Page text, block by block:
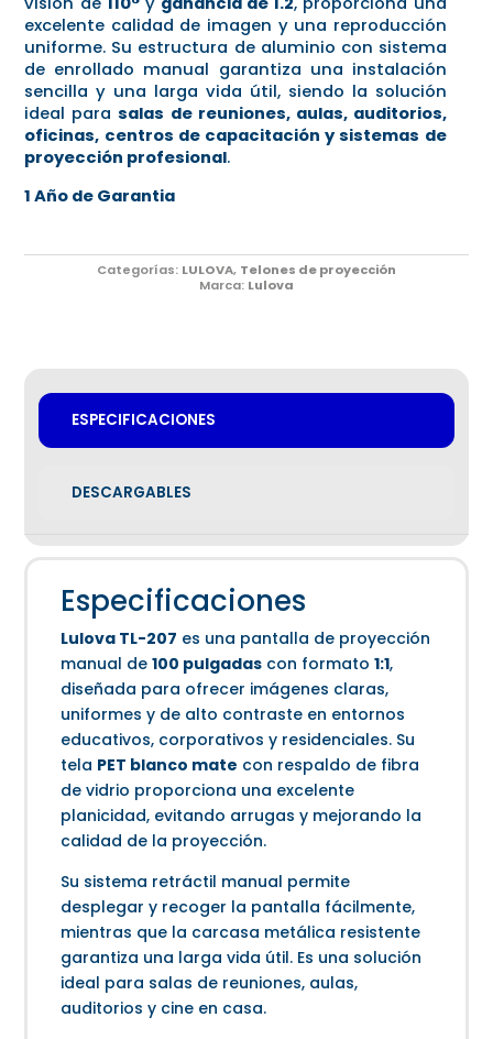
excelente calidad de imagen y una reproducción
uniforme. Su estructura de aluminio con sistema
de enrollado manual garantiza una instalación
sencilla y una larga vida útil, siendo la solución
ideal parasalas de reuniones, aulas, auditorios,
oficinas, centros de capacitación y sistemas de
proyección profesional.
1 Año de Garantia
Categorías: LULOVA, Telones de proyección
Marca: Lulova
ESPECIFICACIONES
DESCARGABLES
Especificaciones
Lulova TL-207 es una pantalla de proyección
manual de100 pulgadas con formato1:1,
diseñada para ofrecer imágenes claras,
uniformes y de alto contraste en entornos
educativos, corporativos y residenciales. Su
tela PET blanco mate con respaldo de fibra
de vidrio proporciona una excelente
planicidad, evitando arrugas y mejorando la
calidad de la proyección.
Su sistema retráctil manual permite
desplegar y recoger la pantalla fácilmente,
mientras que la carcasa metálica resistente
garantiza una larga vida útil. Es una solución
ideal para salas de reuniones, aulas,
auditorios y cine en casa.